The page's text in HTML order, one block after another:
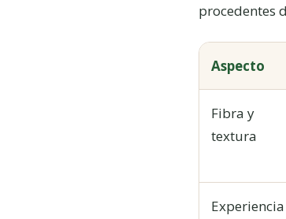
procedentes
Aspecto
Fibra y
textura
Experiencia